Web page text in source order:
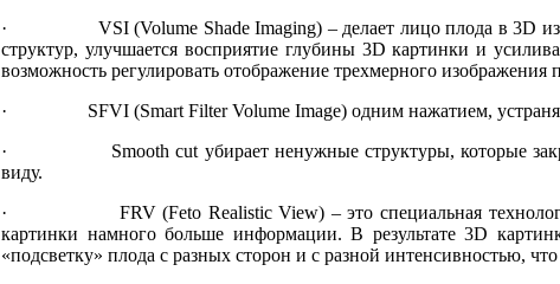
· VSI (Volume Shade Imaging) – делает лицо плода в 3D
структур, улучшается восприятие глубины 3D картинки и
возможность регулировать отображение трехмерного изображения
· SFVI (Smart Filter Volume Image) одним нажатием, устраняя
· Smooth cut убирает ненужные структуры, которые
виду.
· FRV (Feto Realistic View) – это специальная технология
картинки намного больше информации. В результате 3D
«подсветку» плода с разных сторон и с разной интенсивностью,